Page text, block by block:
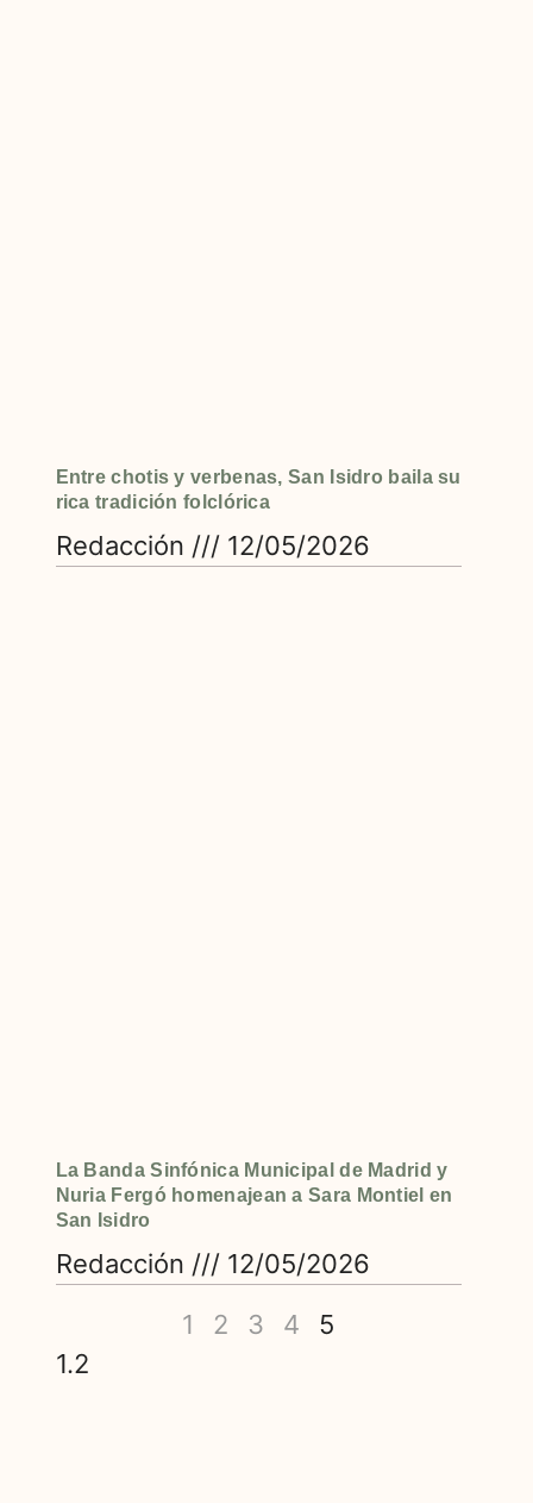
Entre chotis y verbenas, San Isidro baila su
rica tradición folclórica
Redacción 12/05/2026
La Banda Sinfónica Municipal de Madrid y
Nuria Fergó homenajean a Sara Montiel en
San Isidro
Redacción
12/05/2026
1
2 3 4 5